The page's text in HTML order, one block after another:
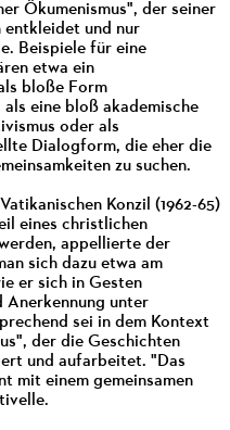
Ökumenismus", der seiner
entkleidet und nur
Beispiele für eine
etwa ein
bloße Form
eine bloß akademische
oder als
Dialogform, die eher die
zu suchen.
Konzil (1962-65)
eines christlichen
appellierte der
sich dazu etwa am
er sich in Gesten
Anerkennung unter
sei in dem Kontext
der die Geschichten
und aufarbeitet. "Das
mit einem gemeinsamen